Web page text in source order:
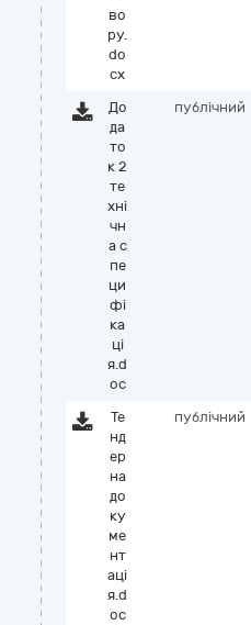
во
ру.
do
cx
До
да
то
к 2
те
хні
чн
а с
пе
ци
фі
ка
ці
я.d
oc
публічний
Те
нд
ер
на
до
ку
ме
нт
аці
я.d
oc
публічний